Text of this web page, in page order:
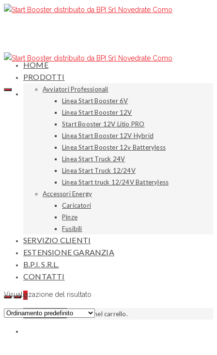
HOME
PRODOTTI
Avviatori Professionali
Linea Start Booster 6V
Linea Start Booster 12V
Start Booster 12V Litio PRO
Linea Start Booster 12V Hybrid
Linea Start Booster 12v Batteryless
Linea Start Truck 24V
Linea Start Truck 12/24V
Linea Start truck 12/24V Batteryless
Accessori Energy
Caricatori
Pinze
Fusibili
SERVIZIO CLIENTI
ESTENSIONE GARANZIA
B.P.I. S.R.L.
CONTATTI
0
Nessun prodotto nel carrello.
Go to slide 1
Visualizzazione del risultato